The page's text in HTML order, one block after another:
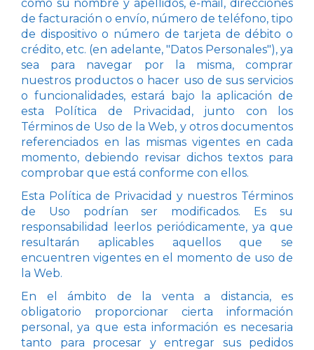
como su nombre y apellidos, e-mail, direcciones
de facturación o envío, número de teléfono, tipo
de dispositivo o número de tarjeta de débito o
crédito, etc. (en adelante, "Datos Personales"), ya
sea para navegar por la misma, comprar
nuestros productos o hacer uso de sus servicios
o funcionalidades, estará bajo la aplicación de
esta Política de Privacidad, junto con los
Términos de Uso de la Web, y otros documentos
referenciados en las mismas vigentes en cada
momento, debiendo revisar dichos textos para
comprobar que está conforme con ellos.
Esta Política de Privacidad y nuestros Términos
de Uso podrían ser modificados. Es su
responsabilidad leerlos periódicamente, ya que
resultarán aplicables aquellos que se
encuentren vigentes en el momento de uso de
la Web.
En el ámbito de la venta a distancia, es
obligatorio proporcionar cierta información
personal, ya que esta información es necesaria
tanto para procesar y entregar sus pedidos